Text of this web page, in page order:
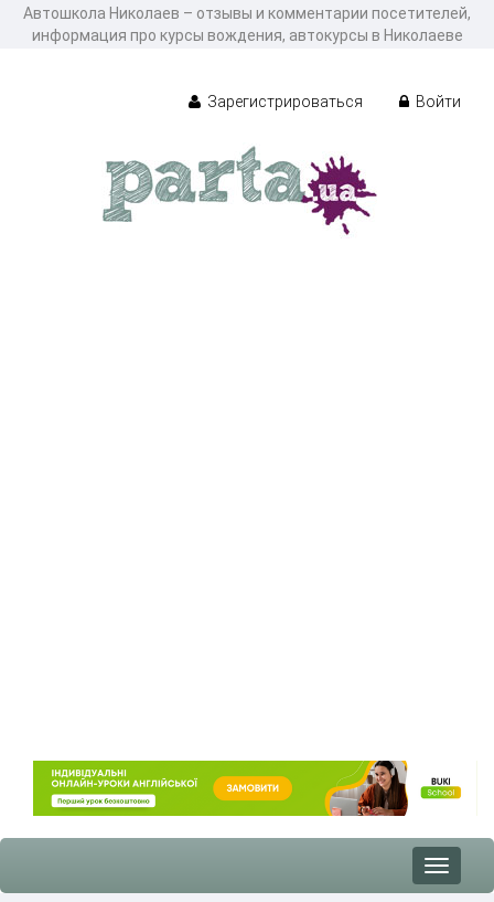
Автошкола Николаев – отзывы и комментарии посетителей,
информация про курсы вождения, автокурсы в Николаеве
Зарегистрироваться Войти
Toggle